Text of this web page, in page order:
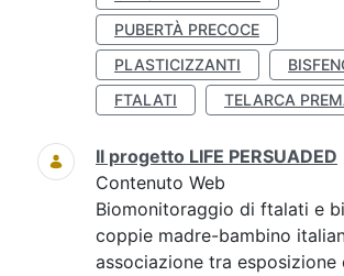
PUBERTÀ PRECOCE
PLASTICIZZANTI
FTALATI
TELARCA
Il progetto LIFE PERSUADED
Contenuto Web
Biomonitoraggio di ftalati e
coppie madre-bambino
associazione tra esposizione